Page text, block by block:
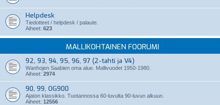
Helpdesk
Tiedotteet / helpdesk / palaute.
Aiheet: 623
MALLIKOHTAINEN FOORUMI
92, 93, 94, 95, 96, 97 (2-tahti ja V4)
Wanhojen Saabien oma alue. Mallivuodet 1950-1980.
Aiheet: 2974
90, 99, OG900
Ajaton klassikko. Tuotannossa 60-luvulta 90-luvun alkuun.
Aiheet: 12556